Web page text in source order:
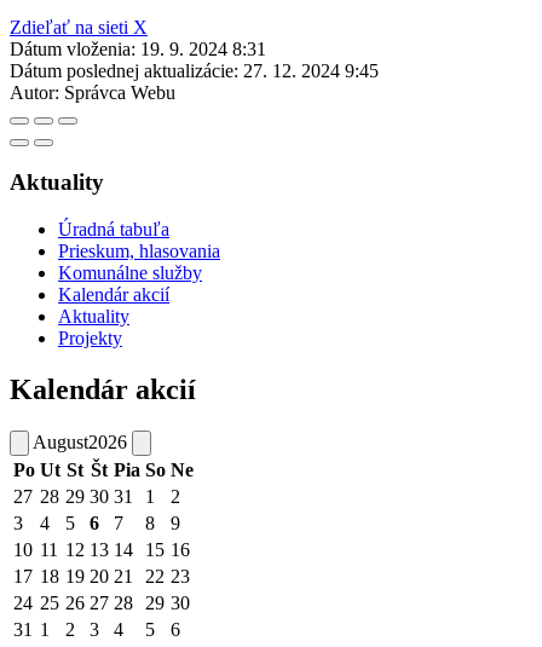
Zdieľať na sieti X
Dátum vloženia: 19. 9. 2024 8:31
Dátum poslednej aktualizácie: 27. 12. 2024 9:45
Autor: Správca Webu
Aktuality
Úradná tabuľa
Prieskum, hlasovania
Komunálne služby
Kalendár akcií
Aktuality
Projekty
Kalendár akcií
August2026
Po Ut St Št Pia So Ne
27 28 29 30 31 1
2
3
4 5 6 7 8
9
10 11 12 13 14 15 16
17 18 19 20 21 22 23
24 25 26 27 28 29 30
31 1 2 3 4 5 6